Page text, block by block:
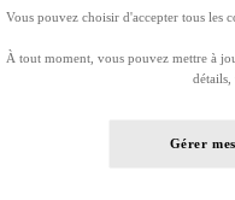
Vous pouvez choisir d'accepter tous les
À tout moment, vous pouvez mettre à
Gérer